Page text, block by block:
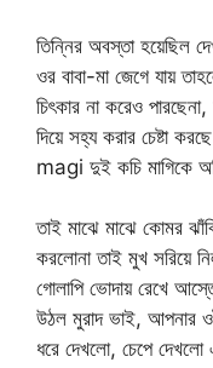
তিন্নির অবস্তা হয়েছিল
ওর বাবা-মা জেগে যায়
চিৎকার না করেও
দিয়ে সহ্য করার চেষ্টা
magi দুই কচি মাগিকে
তাই মাঝে মাঝে কোমর
করলোনা তাই মুখ সরিয়ে
গোলাপি ভোদায় রেখে
উঠল মুরাদ ভাই, আপনার
ধরে দেখলো, চেপে দেখলো